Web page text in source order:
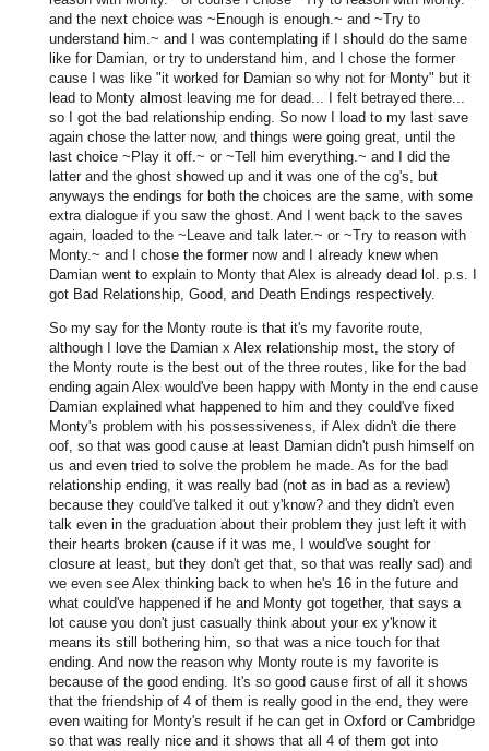
and the next choice was ~Enough is enough.~ and ~Try to
understand him.~ and I was contemplating if I should do the same
like for Damian, or try to understand him, and I chose the former
cause I was like "it worked for Damian so why not for Monty" but it
lead to Monty almost leaving me for dead... I felt betrayed there...
so I got the bad relationship ending. So now I load to my last save
again chose the latter now, and things were going great, until the
last choice ~Play it off.~ or ~Tell him everything.~ and I did the
latter and the ghost showed up and it was one of the cg's, but
anyways the endings for both the choices are the same, with some
extra dialogue if you saw the ghost. And I went back to the saves
again, loaded to the ~Leave and talk later.~ or ~Try to reason with
Monty.~ and I chose the former now and I already knew when
Damian went to explain to Monty that Alex is already dead lol. p.s. I
got Bad Relationship, Good, and Death Endings respectively.
So my say for the Monty route is that it's my favorite route,
although I love the Damian x Alex relationship most, the story of
the Monty route is the best out of the three routes, like for the bad
ending again Alex would've been happy with Monty in the end cause
Damian explained what happened to him and they could've fixed
Monty's problem with his possessiveness, if Alex didn't die there
oof, so that was good cause at least Damian didn't push himself on
us and even tried to solve the problem he made. As for the bad
relationship ending, it was really bad (not as in bad as a review)
because they could've talked it out y'know? and they didn't even
talk even in the graduation about their problem they just left it with
their hearts broken (cause if it was me, I would've sought for
closure at least, but they don't get that, so that was really sad) and
we even see Alex thinking back to when he's 16 in the future and
what could've happened if he and Monty got together, that says a
lot cause you don't just casually think about your ex y'know it
means its still bothering him, so that was a nice touch for that
ending. And now the reason why Monty route is my favorite is
because of the good ending. It's so good cause first of all it shows
that the friendship of 4 of them is really good in the end, they were
even waiting for Monty's result if he can get in Oxford or Cambridge
so that was really nice and it shows that all 4 of them got into